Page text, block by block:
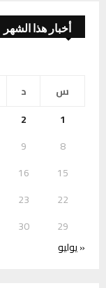
أخبار هذا الشهر
س
د
1
2
8
9
15
16
22
23
29
30
« يوليو